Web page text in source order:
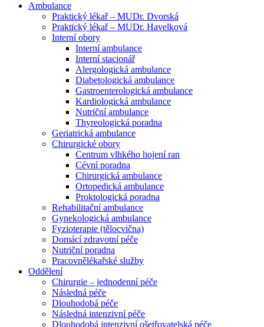
Ambulance
Praktický lékař – MUDr. Dvorská
Praktický lékař – MUDr. Havelková
Interní obory
Interní ambulance
Interní stacionář
Alergologická ambulance
Diabetologická ambulance
Gastroenterologická ambulance
Kardiologická ambulance
Nutriční ambulance
Thyreologická poradna
Geriatrická ambulance
Chirurgické obory
Centrum vlhkého hojení ran
Cévní poradna
Chirurgická ambulance
Ortopedická ambulance
Proktologická poradna
Rehabilitační ambulance
Gynekologická ambulance
Fyzioterapie (tělocvična)
Domácí zdravotní péče
Nutriční poradna
Pracovnělékařské služby
Oddělení
Chirurgie – jednodenní péče
Následná péče
Dlouhodobá péče
Následná intenzivní péče
Dlouhodobá intenzivní ošetřovatelská péče